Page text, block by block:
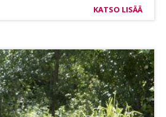
KATSO LISÄÄ